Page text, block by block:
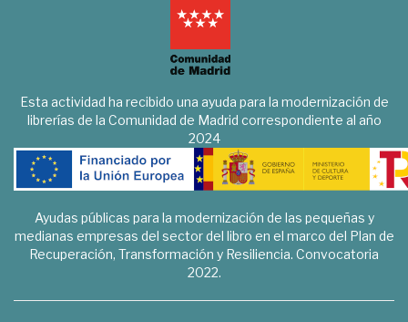
Esta actividad ha recibido una ayuda para la modernización de
librerías de la Comunidad de Madrid correspondiente al año
2024
Ayudas públicas para la modernización de las pequeñas y
medianas empresas del sector del libro en el marco del Plan de
Recuperación, Transformación y Resiliencia. Convocatoria
2022.